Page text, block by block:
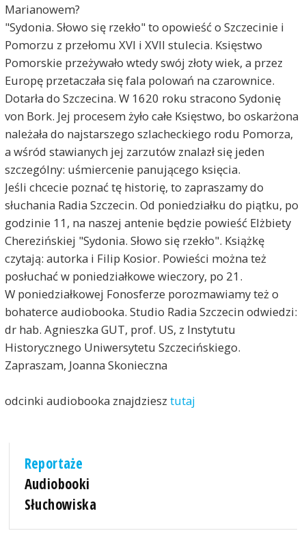
Marianowem?
"Sydonia. Słowo się rzekło" to opowieść o Szczecinie i
Pomorzu z przełomu XVI i XVII stulecia. Księstwo
Pomorskie przeżywało wtedy swój złoty wiek, a przez
Europę przetaczała się fala polowań na czarownice.
Dotarła do Szczecina. W 1620 roku stracono Sydonię
von Bork. Jej procesem żyło całe Księstwo, bo oskarżona
należała do najstarszego szlacheckiego rodu Pomorza,
a wśród stawianych jej zarzutów znalazł się jeden
szczególny: uśmiercenie panującego księcia.
Jeśli chcecie poznać tę historię, to zapraszamy do
słuchania Radia Szczecin. Od poniedziałku do piątku, po
godzinie 11, na naszej antenie będzie powieść Elżbiety
Cherezińskiej "Sydonia. Słowo się rzekło". Książkę
czytają: autorka i Filip Kosior. Powieści można też
posłuchać w poniedziałkowe wieczory, po 21.
W poniedziałkowej Fonosferze porozmawiamy też o
bohaterce audiobooka. Studio Radia Szczecin odwiedzi:
dr hab. Agnieszka GUT, prof. US, z Instytutu
Historycznego Uniwersytetu Szczecińskiego.
Zapraszam, Joanna Skonieczna
odcinki audiobooka znajdziesz tutaj
Reportaże
Audiobooki
Słuchowiska